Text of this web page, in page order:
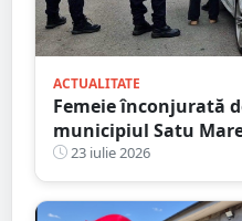
ACTUALITATE
Femeie înconjurată
municipiul Satu
Interceptarea care i-
23 iulie 2026